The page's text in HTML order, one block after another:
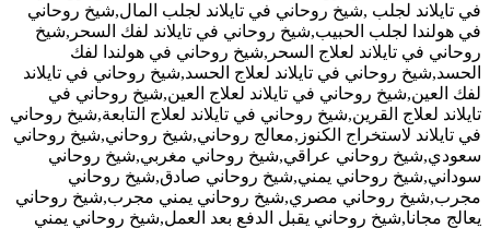
في تايلاند لجلب ,شيخ روحاني في تايلاند لجلب المال,شيخ روحاني
في هولندا لجلب الحبيب,شيخ روحاني في تايلاند لفك السحر,شيخ
روحاني في تايلاند لعلاج السحر,شيخ روحاني في هولندا لفك
الحسد,شيخ روحاني في تايلاند لعلاج الحسد,شيخ روحاني في تايلاند
لفك العين,شيخ روحاني في تايلاند لعلاج العين,شيخ روحاني في
تايلاند لعلاج القرين,شيخ روحاني في تايلاند لعلاج التابعة,شيخ روحاني
في تايلاند لاستخراج الكنوز,معالج روحاني,شيخ روحاني,شيخ روحاني
سعودي,شيخ روحاني عراقي,شيخ روحاني مغربي,شيخ روحاني
سوداني,شيخ روحاني يمني,شيخ روحاني صادق,شيخ روحاني
مجرب,شيخ روحاني مصري,شيخ روحاني يمني مجرب,شيخ روحاني
يعالج مجانا,شيخ روحاني يقبل الدفع بعد العمل,شيخ روحاني يمني